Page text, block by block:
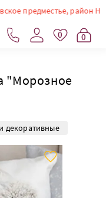
предместье, район
0 0
"Морозное
декоративные